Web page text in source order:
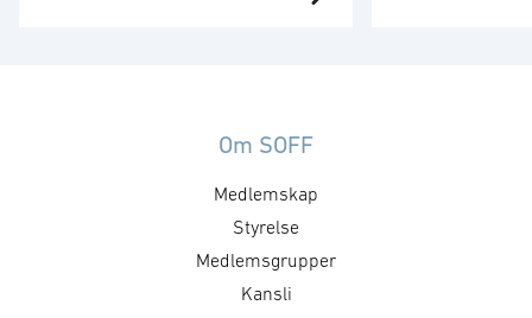
rör upphandling, försörjningssäkerhet och
tonvikt på samverkan med FMV
och Försvarsmakten. Gruppen
behandlar både nuvarande och
Om SOFF
Medlemskap
Styrelse
Medlemsgrupper
Kansli